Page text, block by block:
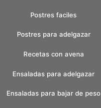
Postres faciles
Postres para adelgazar
Recetas con avena
Ensaladas para adelgazar
Ensaladas para bajar de peso